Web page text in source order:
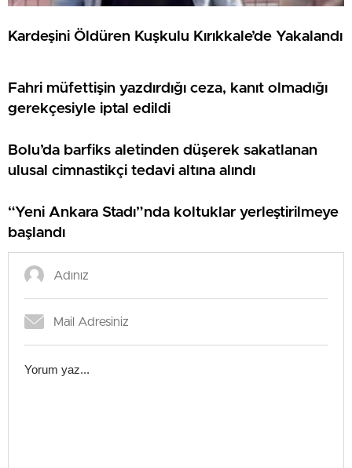
Kardeşini Öldüren Kuşkulu Kırıkkale’de Yakalandı
Fahri müfettişin yazdırdığı ceza, kanıt olmadığı
gerekçesiyle iptal edildi
Bolu’da barfiks aletinden düşerek sakatlanan
ulusal cimnastikçi tedavi altına alındı
“Yeni Ankara Stadı”nda koltuklar yerleştirilmeye
başlandı